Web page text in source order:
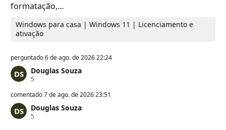
formatação,…
Windows para casa | Windows 11 | Licenciamento e
ativação
perguntado6 de ago. de 2026 22:24
Douglas Souza
5
n
o
comentado7 de ago. de 2026 23:51
Douglas Souza
5